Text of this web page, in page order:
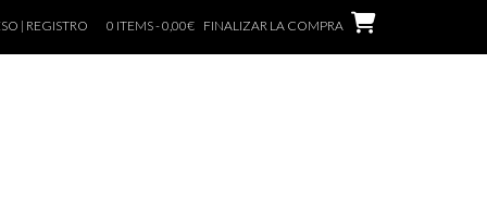
| REGISTRO 0 ITEMS - 0,00€ FINALIZAR LA COMPRA